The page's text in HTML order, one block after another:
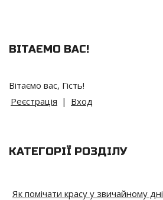
ВІТАЄМО ВАС!
Вітаємо вас, Гість!
Реєстрація | Вход
КАТЕГОРІЇ РОЗДІЛУ
Як помічати красу у звичайному дні